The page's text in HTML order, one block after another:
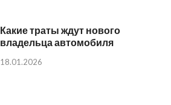
Какие траты ждут нового
владельца автомобиля
18.01.2026